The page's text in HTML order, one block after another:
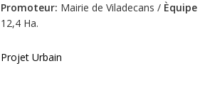
Promoteur: Mairie de Viladecans /
12,4 Ha.
Projet Urbain